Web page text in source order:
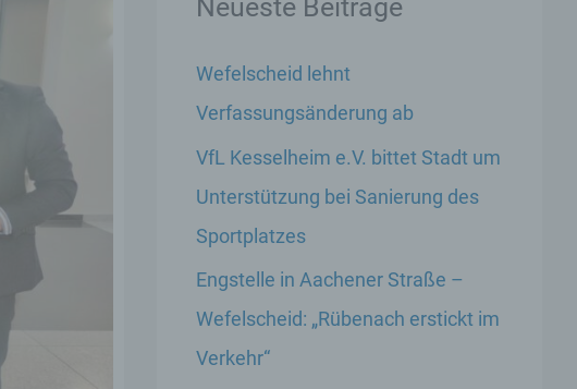
Neueste Beiträge
Wefelscheid lehnt
Verfassungsänderung ab
VfL Kesselheim e.V. bittet Stadt um
Unterstützung bei Sanierung des
Sportplatzes
Engstelle in Aachener Straße –
Wefelscheid: „Rübenach erstickt im
Verkehr“